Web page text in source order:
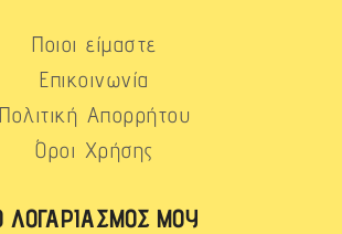
Ποιοι είμαστε
Επικοινωνία
Πολιτική Απορρήτου
Όροι Χρήσης
ΛΟΓΑΡΙΑΣΜΌΣ ΜΟΥ